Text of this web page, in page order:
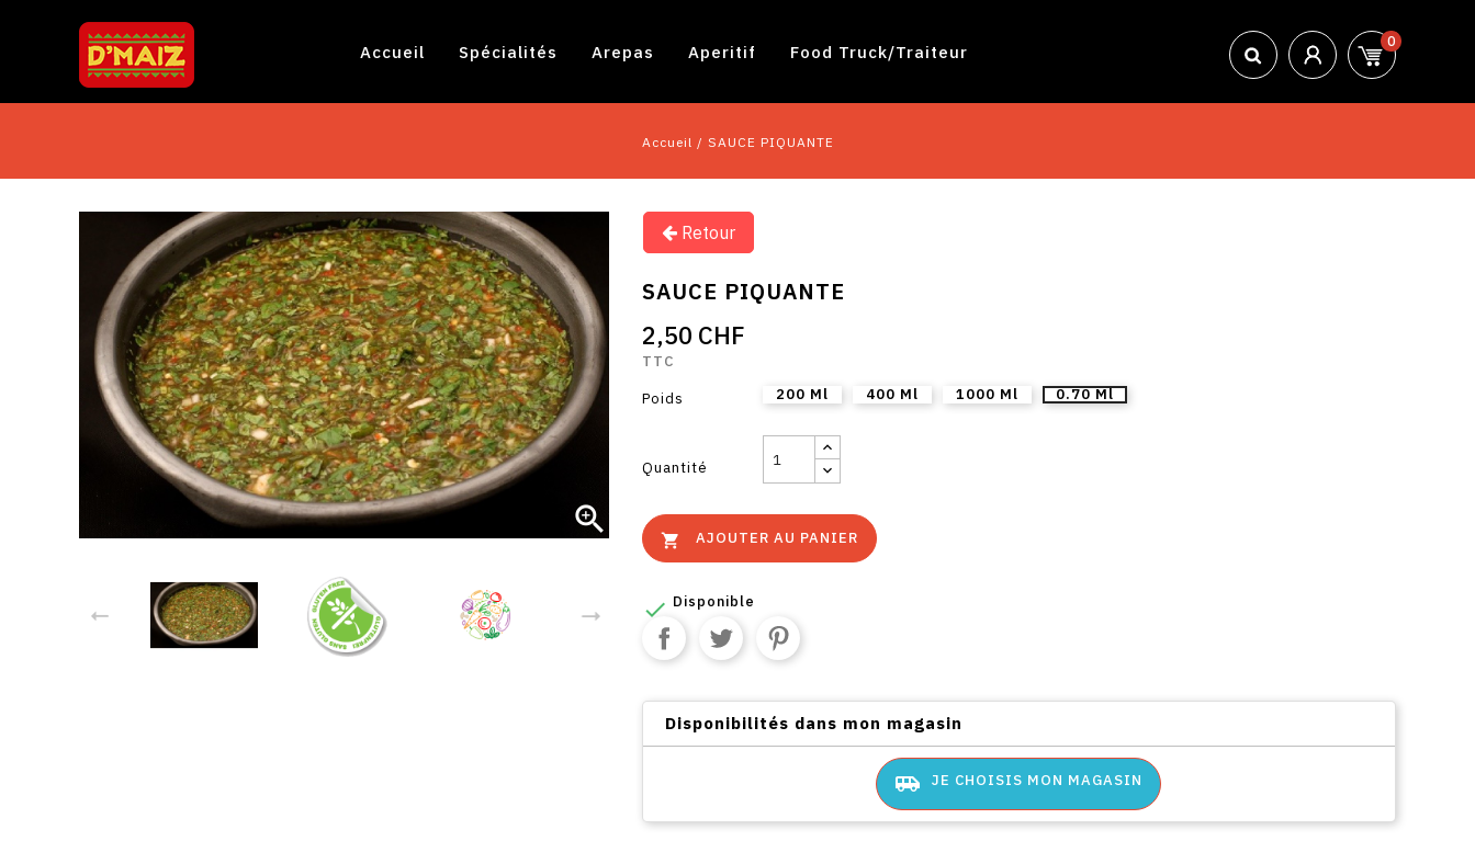
Accueil Spécialités Arepas Aperitif Food Truck/traiteur
0
Accueil SAUCE PIQUANTE

Retour
SAUCE PIQUANTE
2,50 CHF
TTC
Poids 200 Ml 400 Ml 1000 Ml 0.70 Ml
Quantité
 AJOUTER AU PANIER
 Disponible
Disponibilités dans mon magasin
airport_shuttle JE CHOISIS MON MAGASIN